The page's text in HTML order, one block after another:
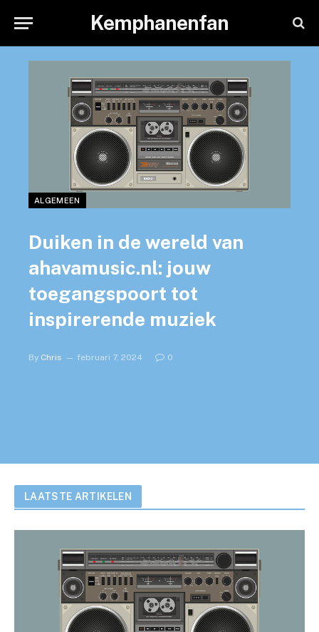
Kemphanenfan
ALGEMEEN
Duiken in de wereld van
ahavamusic.nl: jouw
toegangspoort tot
inspirerende muziek
By Chris februari 7, 2024 0
LAATSTE ARTIKELEN